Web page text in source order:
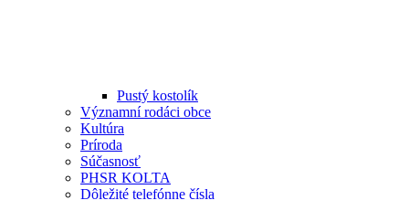
Pustý kostolík
Významní rodáci obce
Kultúra
Príroda
Súčasnosť
PHSR KOLTA
Dôležité telefónne čísla